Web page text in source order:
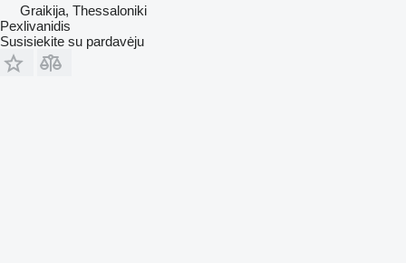
Graikija, Thessaloniki
Pexlivanidis
Susisiekite su pardavėju